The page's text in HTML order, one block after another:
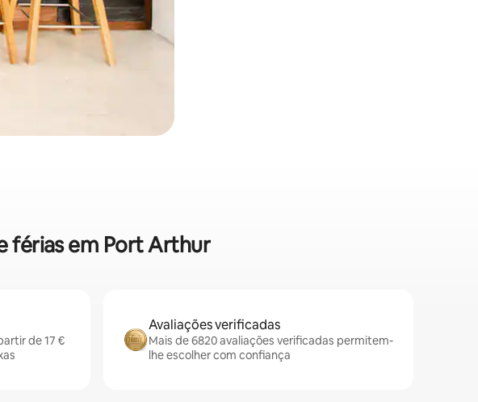
férias em Port Arthur
de 17 €
Avaliações verificadas
Mais de 6820 avaliações verificadas permitem-
lhe escolher com confiança